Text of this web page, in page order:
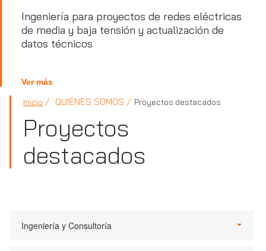
Ingeniería para proyectos de redes eléctricas
de media y baja tensión y actualización de
datos técnicos
Ver más
Inicio QUIÉNES SOMOS Proyectos destacados
Proyectos
destacados
Ingeniería y Consultoría